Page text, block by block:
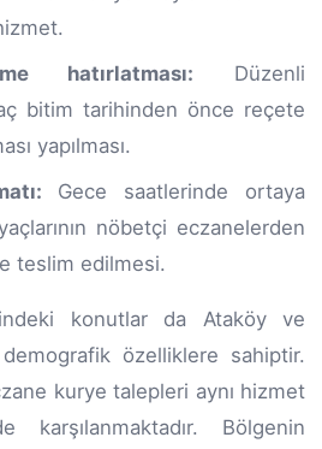
hatırlatması: Düzenli
bitim tarihinden önce reçete
yapılması.
Gece saatlerinde ortaya
nöbetçi eczanelerden
teslim edilmesi.
konutlar da Ataköy ve
özelliklere sahiptir.
kurye talepleri aynı hizmet
karşılanmaktadır. Bölgenin